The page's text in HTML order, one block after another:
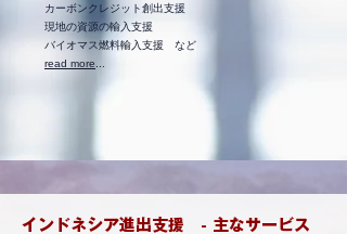
カーボンクレジット創出支援
現地の資源の輸入支援
バイオマス燃料輸入支援 など
read more
​インドネシア進出支援 - 主なサービス